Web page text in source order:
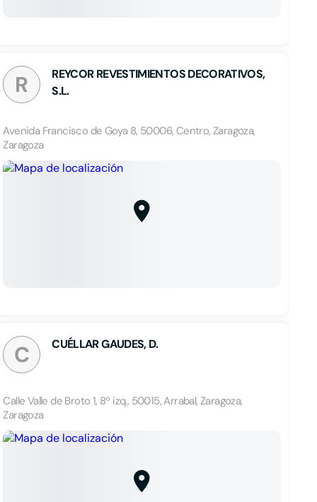
R
REYCOR REVESTIMIENTOS DECORATIVOS,
S.L.
Avenida Francisco de Goya 8, 50006, Centro, Zaragoza,
Zaragoza
C CUÉLLAR GAUDES, D.
Calle Valle de Broto 1, 8º izq., 50015, Arrabal, Zaragoza,
Zaragoza